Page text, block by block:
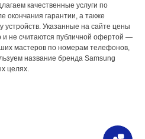
качественные услуги по
окончания гарантии, а также
устройств. Указанные на сайте цены
и не считаются публичной офертой —
мастеров по номерам телефонов,
название бренда Samsung
целях.